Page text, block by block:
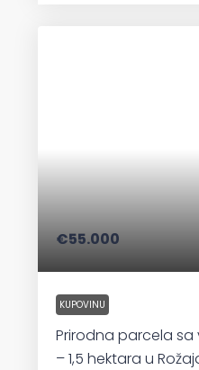
€55.000
KUPOVINU
Prirodna parcela
– 1,5 hektara u